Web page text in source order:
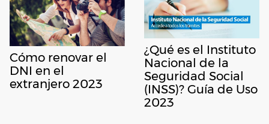
Cómo renovar el
DNI en el
extranjero 2023
¿Qué es el Instituto
Nacional de la
Seguridad Social
(INSS)? Guía de Uso
2023